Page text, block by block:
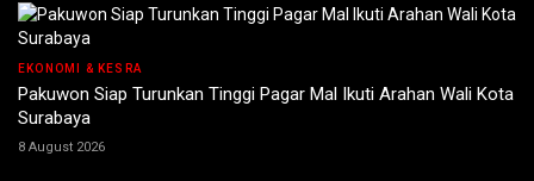
EKONOMI & KESRA
Pakuwon Siap Turunkan Tinggi Pagar Mal Ikuti Arahan Wali Kota
Surabaya
8 August 2026